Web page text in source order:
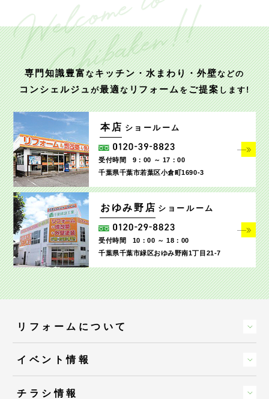
専門知識豊富なキッチン・水まわり・外壁などの
コンシェルジュが最適なリフォームをご提案します!
本店 ショールーム
受付時間
9：00 ～ 17：00
千葉県千葉市若葉区小倉町1690‐3
おゆみ野店 ショールーム
受付時間
10：00 ～ 18：00
千葉県千葉市緑区おゆみ野南1丁目21-7
リフォームについて
イベント情報
チラシ情報